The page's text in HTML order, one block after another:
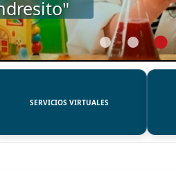
SERVICIOS VIRTUALES